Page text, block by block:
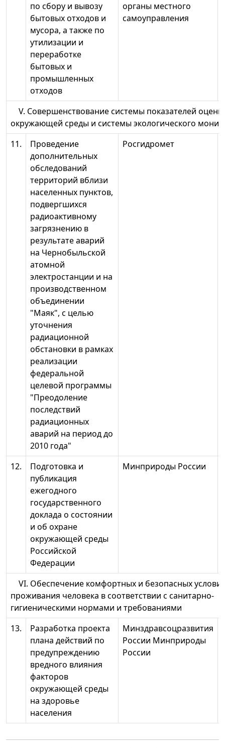
по сбору и вывозу
бытовых отходов и
мусора, а также по
утилизации и
переработке
бытовых и
промышленных
отходов
органы местного
самоуправления
V. Совершенствование системы показателей
окружающей среды и системы экологического
11.
Проведение
дополнительных
обследований
территорий вблизи
населенных пунктов,
подвергшихся
радиоактивному
загрязнению в
результате аварий
на Чернобыльской
атомной
электростанции и на
производственном
объединении
"Маяк", с целью
уточнения
радиационной
обстановки в рамках
реализации
федеральной
целевой программы
"Преодоление
последствий
радиационных
аварий на период до
2010 года"
Росгидромет
12.
Подготовка и
публикация
ежегодного
государственного
доклада о состоянии
и об охране
окружающей среды
Российской
Федерации
Минприроды России
VI. Обеспечение комфортных и безопасных
проживания человека в соответствии с санитарно-
гигиеническими нормами и требованиями
13.
Разработка проекта
плана действий по
предупреждению
вредного влияния
факторов
окружающей среды
на здоровье
населения
Минздравсоцразвития
России Минприроды
России